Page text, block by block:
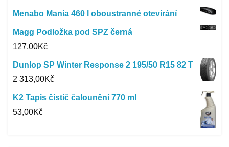
Menabo Mania 460 l oboustranné otevírání
Magg Podložka pod SPZ černá
127,00Kč
Dunlop SP Winter Response 2 195/50 R15 82 T
2 313,00Kč
K2 Tapis čistič čalounění 770 ml
53,00Kč